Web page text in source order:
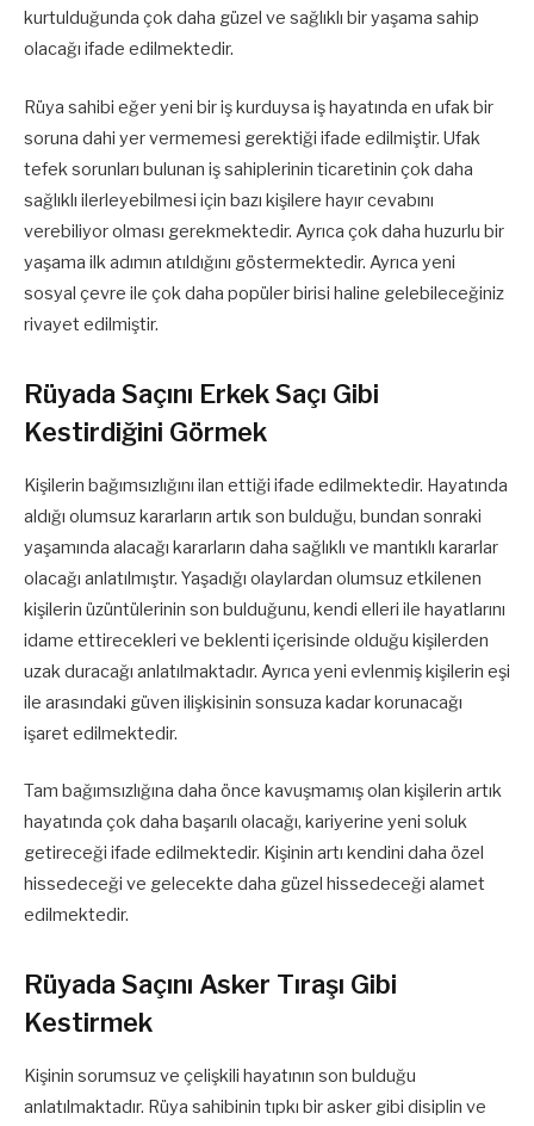
kurtulduğunda çok daha güzel ve sağlıklı bir yaşama sahip
olacağı ifade edilmektedir.
Rüya sahibi eğer yeni bir iş kurduysa iş hayatında en ufak bir
soruna dahi yer vermemesi gerektiği ifade edilmiştir. Ufak
tefek sorunları bulunan iş sahiplerinin ticaretinin çok daha
sağlıklı ilerleyebilmesi için bazı kişilere hayır cevabını
verebiliyor olması gerekmektedir. Ayrıca çok daha huzurlu bir
yaşama ilk adımın atıldığını göstermektedir. Ayrıca yeni
sosyal çevre ile çok daha popüler birisi haline gelebileceğiniz
rivayet edilmiştir.
Rüyada Saçını Erkek Saçı Gibi
Kestirdiğini Görmek
Kişilerin bağımsızlığını ilan ettiği ifade edilmektedir. Hayatında
aldığı olumsuz kararların artık son bulduğu, bundan sonraki
yaşamında alacağı kararların daha sağlıklı ve mantıklı kararlar
olacağı anlatılmıştır. Yaşadığı olaylardan olumsuz etkilenen
kişilerin üzüntülerinin son bulduğunu, kendi elleri ile hayatlarını
idame ettirecekleri ve beklenti içerisinde olduğu kişilerden
uzak duracağı anlatılmaktadır. Ayrıca yeni evlenmiş kişilerin eşi
ile arasındaki güven ilişkisinin sonsuza kadar korunacağı
işaret edilmektedir.
Tam bağımsızlığına daha önce kavuşmamış olan kişilerin artık
hayatında çok daha başarılı olacağı, kariyerine yeni soluk
getireceği ifade edilmektedir. Kişinin artı kendini daha özel
hissedeceği ve gelecekte daha güzel hissedeceği alamet
edilmektedir.
Rüyada Saçını Asker Tıraşı Gibi
Kestirmek
Kişinin sorumsuz ve çelişkili hayatının son bulduğu
anlatılmaktadır. Rüya sahibinin tıpkı bir asker gibi disiplin ve